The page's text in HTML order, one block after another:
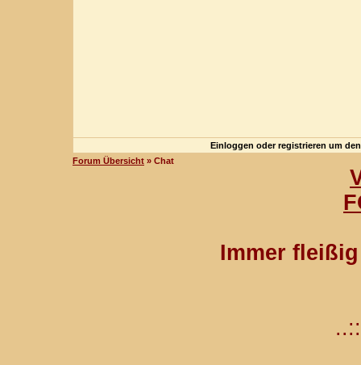
Einloggen oder registrieren um
Forum Übersicht » Chat
Immer
..::